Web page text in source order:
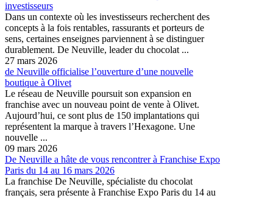
investisseurs
Dans un contexte où les investisseurs recherchent des
concepts à la fois rentables, rassurants et porteurs de
sens, certaines enseignes parviennent à se distinguer
durablement. De Neuville, leader du chocolat ...
27 mars 2026
de Neuville officialise l’ouverture d’une nouvelle
boutique à Olivet
Le réseau de Neuville poursuit son expansion en
franchise avec un nouveau point de vente à Olivet.
Aujourd’hui, ce sont plus de 150 implantations qui
représentent la marque à travers l’Hexagone. Une
nouvelle ...
09 mars 2026
De Neuville a hâte de vous rencontrer à Franchise Expo
Paris du 14 au 16 mars 2026
La franchise De Neuville, spécialiste du chocolat
français, sera présente à Franchise Expo Paris du 14 au